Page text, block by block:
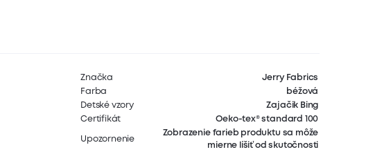
Značka
Jerry Fabrics
Farba
béžová
Detské vzory
Zajačik Bing
Certifikát
Oeko-tex® standard 100
Upozornenie
Zobrazenie farieb produktu sa môže
mierne líšiť od skutočnosti